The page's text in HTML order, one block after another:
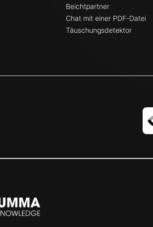
Beichtpartner
Chat mit einer PDF-Datei
Täuschungsdetektor